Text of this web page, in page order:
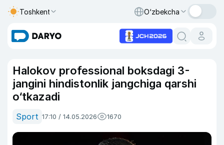
Toshkent O‘zbekcha
Halokov professional boksdagi 3-
jangini hindistonlik jangchiga qarshi
o‘tkazadi
Sport 17:10 / 14.05.2026 1670